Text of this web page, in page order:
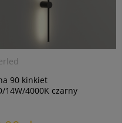
90 kinkiet
14W/4000K czarny